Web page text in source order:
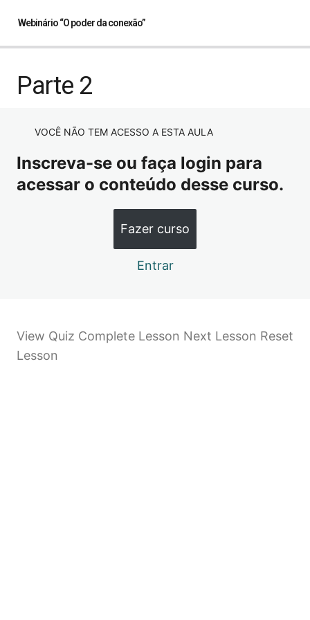
Webinário “O poder da conexão”
Parte 1
Parte 3
Parte 2
VOCÊ NÃO TEM ACESSO A ESTA AULA
Inscreva-se ou faça login para
acessar o conteúdo desse curso.
Fazer curso
Entrar
View Quiz Complete Lesson Next Lesson Reset
Lesson